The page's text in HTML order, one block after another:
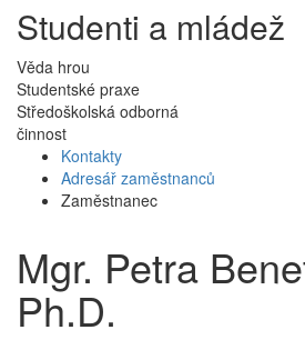
Studenti a mládež
Věda hrou
Studentské praxe
Středoškolská odborná
činnost
Kontakty
Adresář zaměstnanců
Zaměstnanec
Mgr. Petra
Ph.D.